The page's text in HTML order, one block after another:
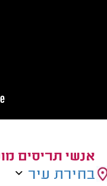
אנשי תריסים
בחירת עיר